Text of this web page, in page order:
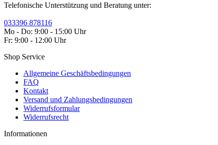
Telefonische Unterstützung und Beratung unter:
033396 878116
Mo - Do: 9:00 - 15:00 Uhr
Fr: 9:00 - 12:00 Uhr
Shop Service
Allgemeine Geschäftsbedingungen
FAQ
Kontakt
Versand und Zahlungsbedingungen
Widerrufsformular
Widerrufsrecht
Informationen